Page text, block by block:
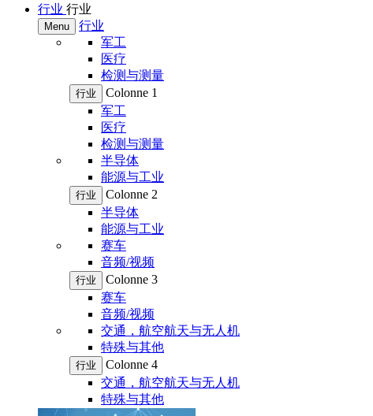
行业 行业
Menu
行业
军工
医疗
检测与测量
行业
Colonne 1
军工
医疗
检测与测量
半导体
能源与工业
行业
Colonne 2
半导体
能源与工业
赛车
音频/视频
行业
Colonne 3
赛车
音频/视频
交通，航空航天与无人机
特殊与其他
行业
Colonne 4
交通，航空航天与无人机
特殊与其他